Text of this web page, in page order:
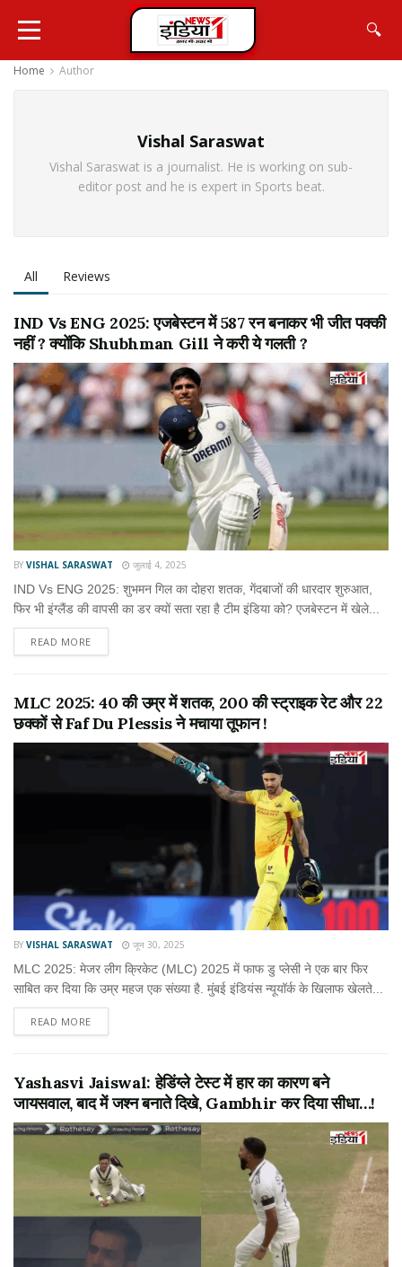
🔍
Home Author
Vishal Saraswat
Vishal Saraswat is a journalist. He is working on sub-
editor post and he is expert in Sports beat.
All Reviews
IND Vs ENG 2025: एजबेस्टन में 587 रन बनाकर भी जीत पक्की
नहीं ? क्योंकि Shubhman Gill ने करी ये गलती ?
BY VISHAL SARASWAT जुलाई 4, 2025
IND Vs ENG 2025: शुभमन गिल का दोहरा शतक, गेंदबाजों की धारदार शुरुआत,
फिर भी इंग्लैंड की वापसी का डर क्यों सता रहा है टीम इंडिया को? एजबेस्टन में खेले...
READ MORE
MLC 2025: 40 की उम्र में शतक, 200 की स्ट्राइक रेट और 22
छक्कों से Faf Du Plessis ने मचाया तूफान !
BY VISHAL SARASWAT जून 30, 2025
MLC 2025: मेजर लीग क्रिकेट (MLC) 2025 में फाफ डु प्लेसी ने एक बार फिर
साबित कर दिया कि उम्र महज एक संख्या है. मुंबई इंडियंस न्यूयॉर्क के खिलाफ खेलते...
READ MORE
Yashasvi Jaiswal: हेडिंग्ले टेस्ट में हार का कारण बने
जायसवाल, बाद में जश्न बनाते दिखे, Gambhir कर दिया सीधा…!